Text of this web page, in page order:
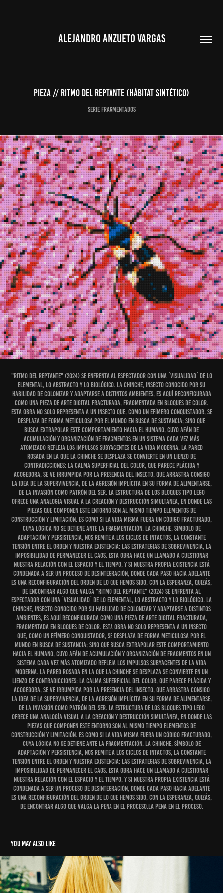
ALEJANDRO ANZUETO VARGAS
PIEZA // RITMO DEL REPTANTE (HÁBITAT SINTÉTICO)
Serie fragmentados
"Ritmo del Reptante" (2024) se enfrenta al espectador con una ´visualidad´ de lo
elemental, lo abstracto y lo biológico. La chinche, insecto conocido por su
habilidad de colonizar y adaptarse a distintos ambientes, es aquí reconfigurada
como una pieza de arte digital fracturada, fragmentada en bloques de color.
Esta obra no solo representa a un insecto que, como un efímero conquistador, se
desplaza de forma meticulosa por el mundo en busca de sustancia; sino que
busca extrapolar este comportamiento hacia el humano, cuyo afán de
acumulación y organización de fragmentos en un sistema cada vez más
atomizado refleja los impulsos subyacentes de la vida moderna. La pared
rosada en la que la chinche se desplaza se convierte en un lienzo de
contradicciones: la calma superficial del color, que parece plácida y
acogedora, se ve irrumpida por la presencia del insecto, que arrastra consigo
la idea de la supervivencia, de la agresión implícita en su forma de alimentarse,
de la invasión como patrón del ser. La estructura de los bloques tipo Lego
ofrece una analogía visual a la creación y destrucción simultánea, en donde las
piezas que componen este entorno son al mismo tiempo elementos de
construcción y limitación. Es como si la vida misma fuera un código fracturado,
cuya lógica no se detiene ante la fragmentación. La chinche, símbolo de
adaptación y persistencia, nos remite a los ciclos de intactos, la constante
tensión entre el orden y nuestra existencia: las estrategias de sobrevivencia, la
imposibilidad de permanecer el caos. Esta obra hace un llamado a cuestionar
nuestra relación con el espacio y el tiempo, y si nuestra propia existencia está
condenada a ser un proceso de desintegración, donde cada paso hacia adelante
es una reconfiguración del orden de lo que hemos sido, con la esperanza, quizás,
de encontrar algo que valga "Ritmo del Reptante" (2024) se enfrenta al
espectador con una ´visualidad´ de lo elemental, lo abstracto y lo biológico. La
chinche, insecto conocido por su habilidad de colonizar y adaptarse a distintos
ambientes, es aquí reconfigurada como una pieza de arte digital fracturada,
fragmentada en bloques de color. Esta obra no solo representa a un insecto
que, como un efímero conquistador, se desplaza de forma meticulosa por el
mundo en busca de sustancia; sino que busca extrapolar este comportamiento
hacia el humano, cuyo afán de acumulación y organización de fragmentos en un
sistema cada vez más atomizado refleja los impulsos subyacentes de la vida
moderna. La pared rosada en la que la chinche se desplaza se convierte en un
lienzo de contradicciones: la calma superficial del color, que parece plácida y
acogedora, se ve irrumpida por la presencia del insecto, que arrastra consigo
la idea de la supervivencia, de la agresión implícita en su forma de alimentarse,
de la invasión como patrón del ser. La estructura de los bloques tipo Lego
ofrece una analogía visual a la creación y destrucción simultánea, en donde las
piezas que componen este entorno son al mismo tiempo elementos de
construcción y limitación. Es como si la vida misma fuera un código fracturado,
cuya lógica no se detiene ante la fragmentación. La chinche, símbolo de
adaptación y persistencia, nos remite a los ciclos de intactos, la constante
tensión entre el orden y nuestra existencia: las estrategias de sobrevivencia, la
imposibilidad de permanecer el caos. Esta obra hace un llamado a cuestionar
nuestra relación con el espacio y el tiempo, y si nuestra propia existencia está
condenada a ser un proceso de desintegración, donde cada paso hacia adelante
es una reconfiguración del orden de lo que hemos sido, con la esperanza, quizás,
de encontrar algo que valga la pena en el proceso.la pena en el proceso.
You may also like